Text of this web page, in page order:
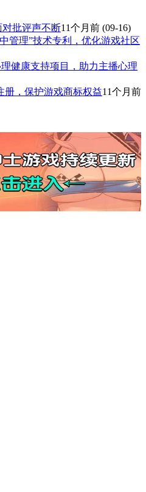
对批评声不断11个月前 (09-16)
管理”技术专利，优化游戏社区
理健康支持项目，助力主播心理
册，保护游戏商标权益11个月前